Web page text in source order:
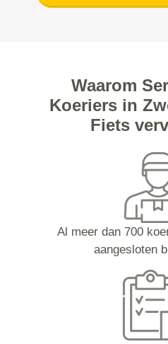
Waarom
Koeriers in
Fiets
Al meer dan 700
aangesloten